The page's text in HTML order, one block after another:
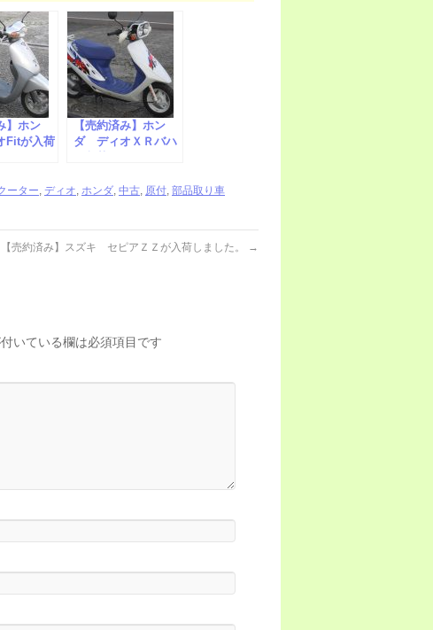
】ホン
Fitが入荷
【売約済み】ホン
ダ ディオＸＲバハ
ーター, ディオ, ホンダ, 中古, 原付, 部品取り車
【売約済み】スズキ セピアＺＺが入荷しました。 →
いている欄は必須項目です